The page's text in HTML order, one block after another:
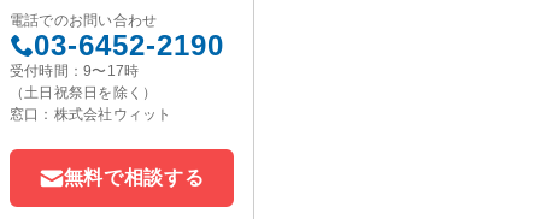
電話でのお問い合わせ
03-6452-2190
受付時間：9〜17時
（土日祝祭日を除く）
窓口：株式会社ウィット
無料で相談する